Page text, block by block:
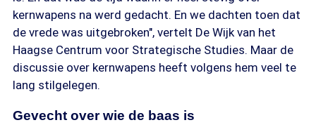
kernwapens na werd gedacht. En we dachten toen dat
de vrede was uitgebroken", vertelt De Wijk van het
Haagse Centrum voor Strategische Studies. Maar de
discussie over kernwapens heeft volgens hem veel te
lang stilgelegen.
Gevecht over wie de baas is